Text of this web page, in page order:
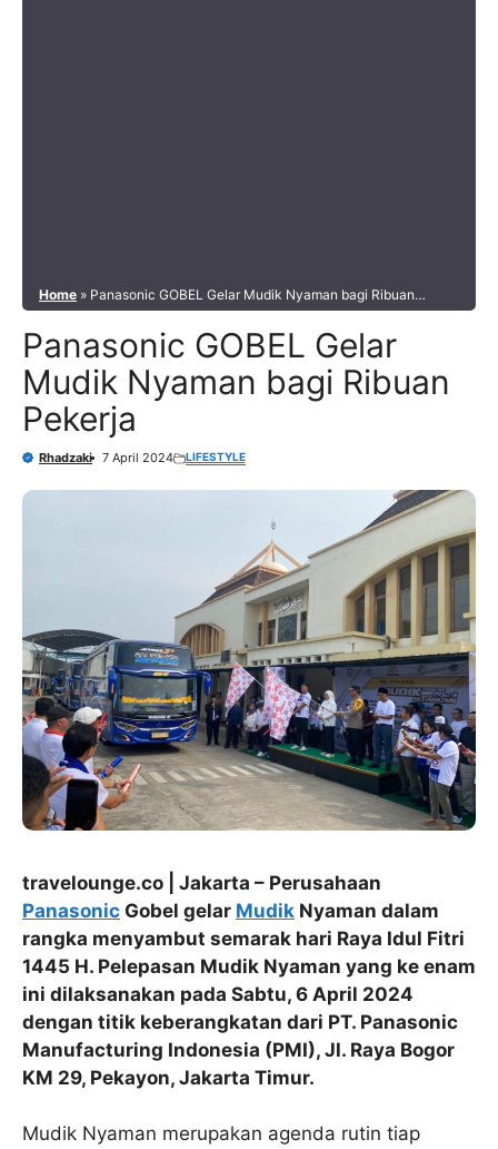
Home » Panasonic GOBEL Gelar Mudik Nyaman bagi Ribuan
Pekerja
Panasonic GOBEL Gelar
Mudik Nyaman bagi Ribuan
Pekerja
Rhadzaki 7 April 2024 LIFESTYLE
travelounge.co | Jakarta – Perusahaan
Panasonic Gobel gelar Mudik Nyaman dalam
rangka menyambut semarak hari Raya Idul Fitri
1445 H. Pelepasan Mudik Nyaman yang ke enam
ini dilaksanakan pada Sabtu, 6 April 2024
dengan titik keberangkatan dari PT. Panasonic
Manufacturing Indonesia (PMI), Jl. Raya Bogor
KM 29, Pekayon, Jakarta Timur.
Mudik Nyaman merupakan agenda rutin tiap